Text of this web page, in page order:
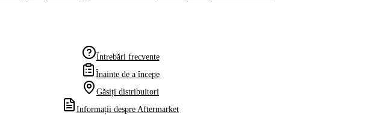
Întrebări frecvente
Înainte de a începe
Găsiți distribuitori
Informații despre Aftermarket